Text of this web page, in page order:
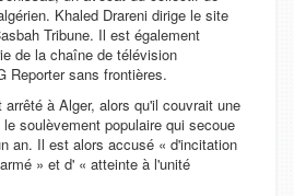
Khaled Drareni dirige le site
Tribune. Il est également
de la chaîne de télévision
Reporter sans frontières.
à Alger, alors qu'il couvrait une
soulèvement populaire qui secoue
an. Il est alors accusé « d'incitation
» et d' « atteinte à l'unité